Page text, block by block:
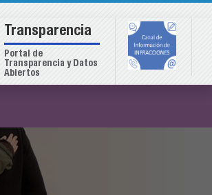
Transparencia
Portal de
Transparencia y Datos
Abiertos